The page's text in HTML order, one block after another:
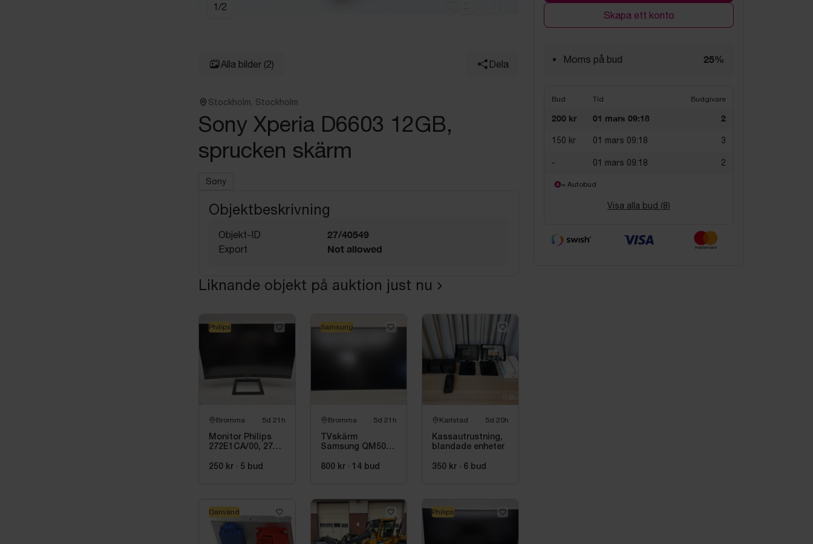
1 /2
Alla bilder (2) Dela
Stockholm, Stockholm
Sony Xperia D6603 12GB,
sprucken skärm
Sony
Objektbeskrivning
Objekt-ID 27/40549
Export Not allowed
Liknande objekt på auktion just nu
Bromma 5d 21h
Monitor Philips
272E1CA/00, 27
250 kr · 5 bud
Philips
Bromma 5d 21h
TVskärm
Samsung QM50C,
800 kr · 14 bud
Samsung
Karlstad 5d 20h
Kassautrustning,
blandade enheter
350 kr · 6 bud
Oanvänd Philips
Skapa ett konto
Moms på bud 25%
Bud Tid Budgivare
200 kr 01 mars 09:18 2
150 kr 01 mars 09:18 3
- 01 mars 09:18 2
= Autobud
Visa alla bud (8)